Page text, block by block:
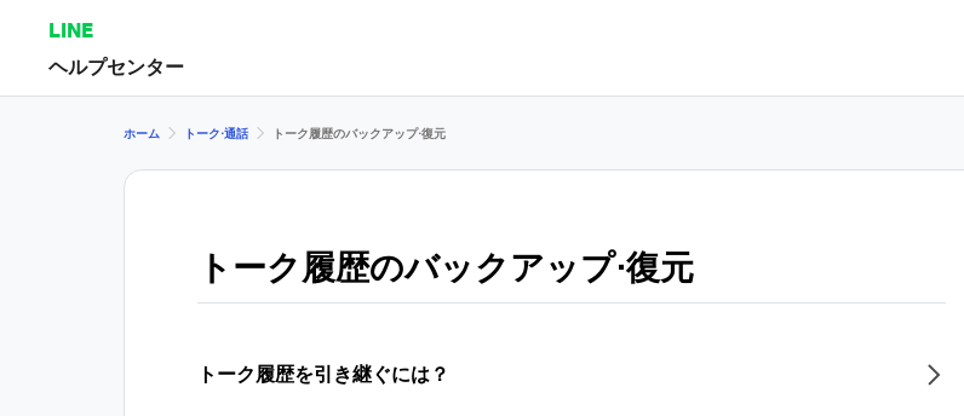
LINE
ヘルプセンター
ホーム トーク⋅通話 トーク履歴のバックアップ⋅復元
トーク履歴のバックアップ⋅復元
トーク履歴を引き継ぐには？